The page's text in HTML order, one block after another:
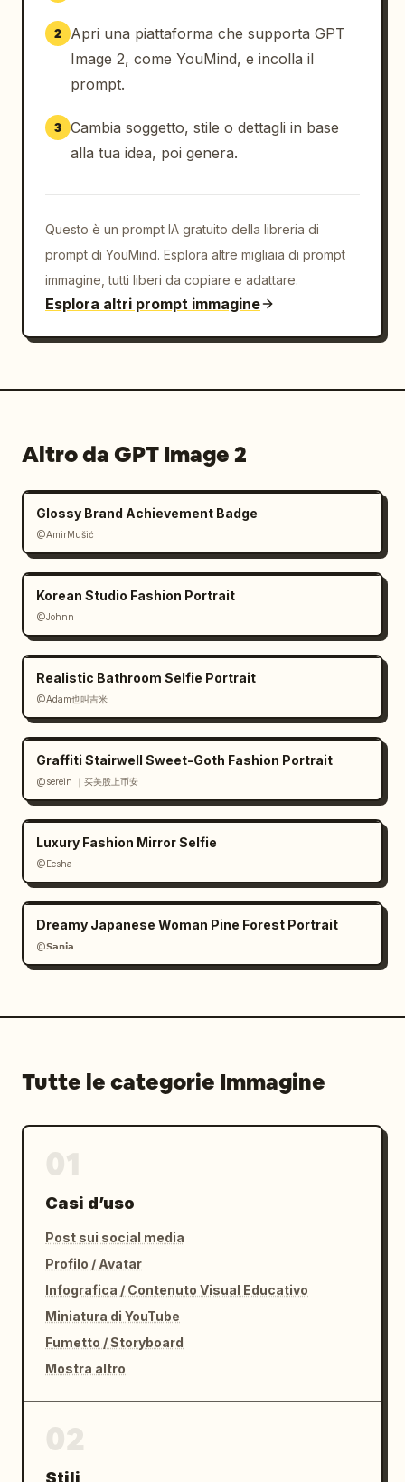
2
Apri una piattaforma che supporta GPT
Image 2, come YouMind, e incolla il
prompt.
3 Cambia soggetto, stile o dettagli in base
alla tua idea, poi genera.
Questo è un prompt IA gratuito della libreria di
prompt di YouMind. Esplora altre migliaia di prompt
immagine, tutti liberi da copiare e adattare.
Esplora altri prompt immagine
Altro da GPT Image 2
Glossy Brand Achievement Badge
@AmirMušić
Korean Studio Fashion Portrait
@Johnn
Realistic Bathroom Selfie Portrait
@Adam也叫吉米
Graffiti Stairwell Sweet-Goth Fashion Portrait
@serein ｜买美股上币安
Luxury Fashion Mirror Selfie
@Eesha
Dreamy Japanese Woman Pine Forest Portrait
@𝗦𝗮𝗻𝗶𝗮
Tutte le categorie Immagine
Casi d’uso
Post sui social media
Profilo / Avatar
Infografica / Contenuto Visual Educativo
Miniatura di YouTube
Fumetto / Storyboard
Mostra altro
Stili